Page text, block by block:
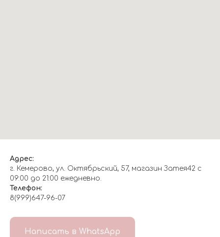
Адрес:
г. Кемерово, ул. Октябрьский, 57, магазин Затея42 с
09:00 до 21:00 ежедневно.
Телефон:
8(999)647-96-07
Написать в WhatsApp